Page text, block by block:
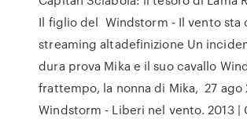
Il figlio del Windstorm - Il vento sta
streaming altadefinizione Un
dura prova Mika e il suo cavallo
frattempo, la nonna di Mika, 27 ago
Windstorm - Liberi nel vento. 2013 |